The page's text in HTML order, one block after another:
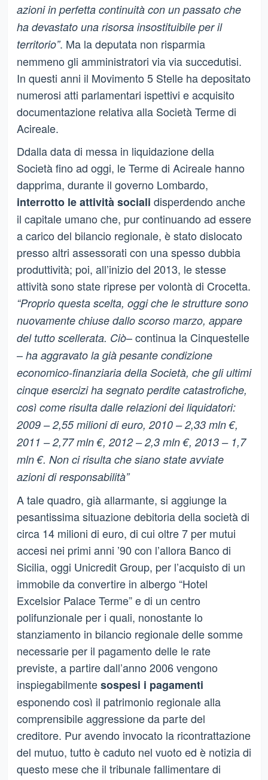
azioni in perfetta continuità con un passato che
ha devastato una risorsa insostituibile per il
territorio”. Ma la deputata non risparmia
nemmeno gli amministratori via via succedutisi.
In questi anni il Movimento 5 Stelle ha depositato
numerosi atti parlamentari ispettivi e acquisito
documentazione relativa alla Società Terme di
Acireale.
Ddalla data di messa in liquidazione della
Società fino ad oggi, le Terme di Acireale hanno
dapprima, durante il governo Lombardo,
interrotto le attività sociali disperdendo anche
il capitale umano che, pur continuando ad essere
a carico del bilancio regionale, è stato dislocato
presso altri assessorati con una spesso dubbia
produttività; poi, all’inizio del 2013, le stesse
attività sono state riprese per volontà di Crocetta.
“Proprio questa scelta, oggi che le strutture sono
nuovamente chiuse dallo scorso marzo, appare
del tutto scellerata. Ciò– continua la Cinquestelle
– ha aggravato la già pesante condizione
economico-finanziaria della Società, che gli ultimi
cinque esercizi ha segnato perdite catastrofiche,
così come risulta dalle relazioni dei liquidatori:
2009 – 2,55 milioni di euro, 2010 – 2,33 mln €,
2011 – 2,77 mln €, 2012 – 2,3 mln €, 2013 – 1,7
mln €. Non ci risulta che siano state avviate
azioni di responsabilità”
A tale quadro, già allarmante, si aggiunge la
pesantissima situazione debitoria della società di
circa 14 milioni di euro, di cui oltre 7 per mutui
accesi nei primi anni ’90 con l’allora Banco di
Sicilia, oggi Unicredit Group, per l’acquisto di un
immobile da convertire in albergo “Hotel
Excelsior Palace Terme” e di un centro
polifunzionale per i quali, nonostante lo
stanziamento in bilancio regionale delle somme
necessarie per il pagamento delle le rate
previste, a partire dall’anno 2006 vengono
inspiegabilmentesospesi i pagamenti
esponendo così il patrimonio regionale alla
comprensibile aggressione da parte del
creditore. Pur avendo invocato la ricontrattazione
del mutuo, tutto è caduto nel vuoto ed è notizia di
questo mese che il tribunale fallimentare di